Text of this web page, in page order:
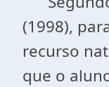
(1998),
recurso
que o